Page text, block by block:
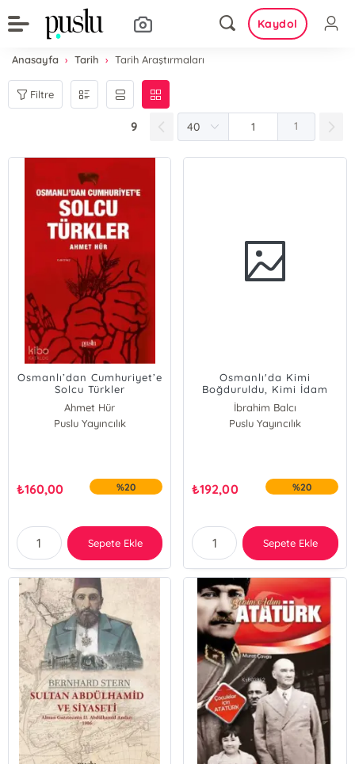
Kaydol
Anasayfa Tarih Tarih Araştırmaları
Filtre
9 1
Osmanlı’dan Cumhuriyet’e
Solcu Türkler
Ahmet Hür
Puslu Yayıncılık
₺160,00 %20
Sepete Ekle
Osmanlı'da Kimi
Boğduruldu, Kimi İdam
Edildi, Kimi de...
İbrahim Balcı
Puslu Yayıncılık
₺192,00 %20
Sepete Ekle